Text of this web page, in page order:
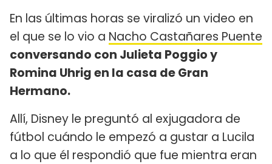
En las últimas horas se viralizó un video en
el que se lo vio a Nacho Castañares Puente
conversando con Julieta Poggio y
Romina Uhrig en la casa de Gran
Hermano.
Allí, Disney le preguntó al exjugadora de
fútbol cuándo le empezó a gustar a Lucila
a lo que él respondió que fue mientra eran